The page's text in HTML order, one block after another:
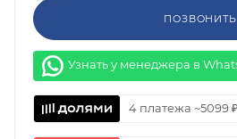
ПОЗВОНИТЬ
Узнать у менеджера в
4 платежа ~5099 ₽